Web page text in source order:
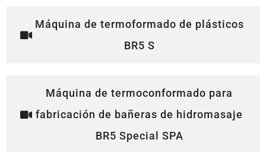
Máquina de termoformado de plásticos
BR5 S
Máquina de termoconformado para
fabricación de bañeras de hidromasaje
BR5 Special SPA